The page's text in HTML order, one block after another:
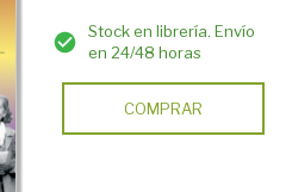
Stock en librería. Envío
en 24/48 horas
COMPRAR